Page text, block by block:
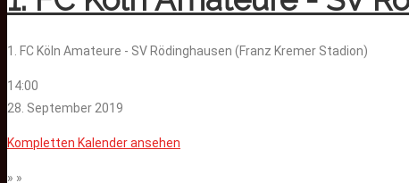
1. FC Köln Amateure - SV Rödinghausen (Franz Kremer Stadion)
14:00
28. September 2019
Kompletten Kalender ansehen
» »